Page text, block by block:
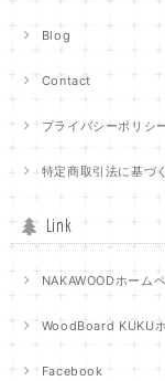
Blog
Contact
プライバシーポリシ
特定商取引法に基づ
Link
NAKAWOODホーム
WoodBoard KUKU
Facebook